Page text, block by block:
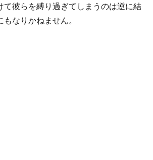
て彼らを縛り過ぎてしまうのは逆に結
なりかねません。